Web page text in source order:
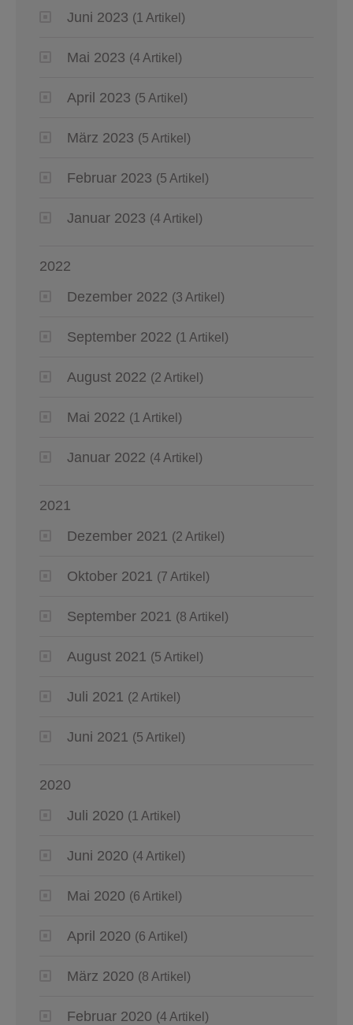
Juni 2023 (1 Artikel)
Mai 2023 (4 Artikel)
April 2023 (5 Artikel)
März 2023 (5 Artikel)
Februar 2023 (5 Artikel)
Januar 2023 (4 Artikel)
2022
Dezember 2022 (3 Artikel)
September 2022 (1 Artikel)
August 2022 (2 Artikel)
Mai 2022 (1 Artikel)
Januar 2022 (4 Artikel)
2021
Dezember 2021 (2 Artikel)
Oktober 2021 (7 Artikel)
September 2021 (8 Artikel)
August 2021 (5 Artikel)
Juli 2021 (2 Artikel)
Juni 2021 (5 Artikel)
2020
Juli 2020 (1 Artikel)
Juni 2020 (4 Artikel)
Mai 2020 (6 Artikel)
April 2020 (6 Artikel)
März 2020 (8 Artikel)
Februar 2020 (4 Artikel)